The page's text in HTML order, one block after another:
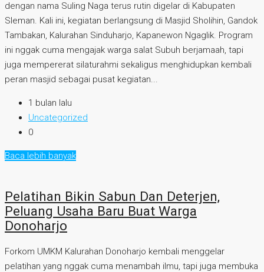
dengan nama Suling Naga terus rutin digelar di Kabupaten
Sleman. Kali ini, kegiatan berlangsung di Masjid Sholihin, Gandok
Tambakan, Kalurahan Sinduharjo, Kapanewon Ngaglik. Program
ini nggak cuma mengajak warga salat Subuh berjamaah, tapi
juga mempererat silaturahmi sekaligus menghidupkan kembali
peran masjid sebagai pusat kegiatan...
1 bulan lalu
Uncategorized
0
Baca lebih banyak
Pelatihan Bikin Sabun Dan Deterjen,
Peluang Usaha Baru Buat Warga
Donoharjo
Forkom UMKM Kalurahan Donoharjo kembali menggelar
pelatihan yang nggak cuma menambah ilmu, tapi juga membuka